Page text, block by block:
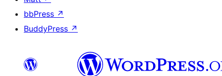
bbPress ↗
BuddyPress ↗